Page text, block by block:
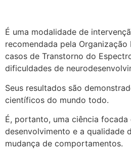
É uma modalidade de
recomendada pela Organização
casos de Transtorno do
dificuldades de
Seus resultados são
científicos do mundo todo.
É, portanto, uma ciência focada
desenvolvimento e a qualidade
mudança de comportamentos.